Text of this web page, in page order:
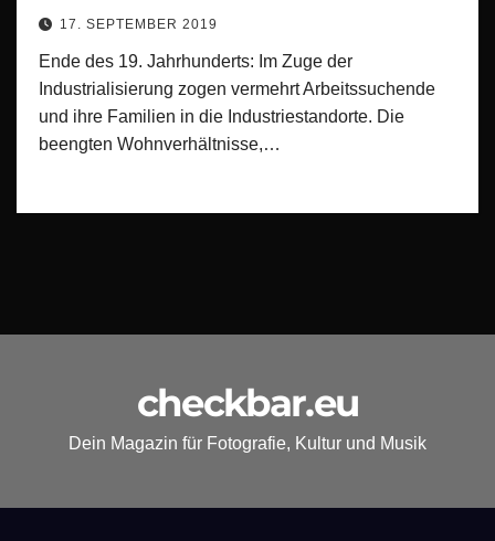
17. SEPTEMBER 2019
Ende des 19. Jahrhunderts: Im Zuge der
Industrialisierung zogen vermehrt Arbeitssuchende
und ihre Familien in die Industriestandorte. Die
beengten Wohnverhältnisse,…
checkbar.eu
Dein Magazin für Fotografie, Kultur und Musik